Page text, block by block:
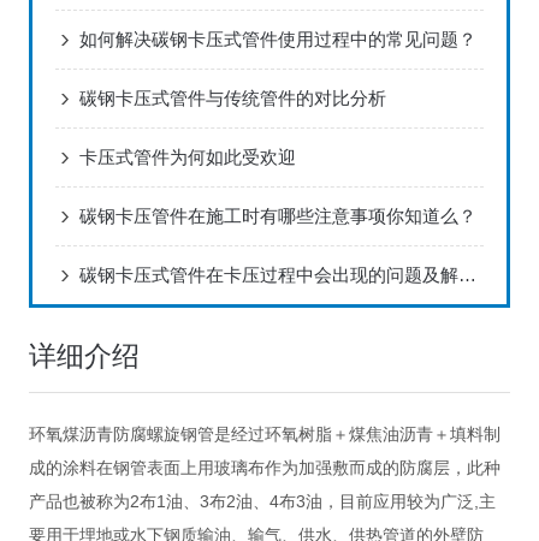
如何解决碳钢卡压式管件使用过程中的常见问题？
碳钢卡压式管件与传统管件的对比分析
卡压式管件为何如此受欢迎
碳钢卡压管件在施工时有哪些注意事项你知道么？
碳钢卡压式管件在卡压过程中会出现的问题及解决方法
详细介绍
环氧煤沥青防腐螺旋钢管是经过环氧树脂＋煤焦油沥青＋填料制
成的涂料在钢管表面上用玻璃布作为加强敷而成的防腐层，此种
产品也被称为2布1油、3布2油、4布3油，目前应用较为广泛,主
要用于埋地或水下钢质输油、输气、供水、供热管道的外壁防